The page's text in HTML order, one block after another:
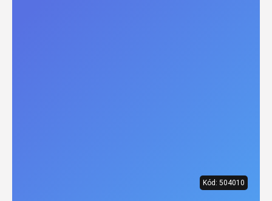
Kód: 504010